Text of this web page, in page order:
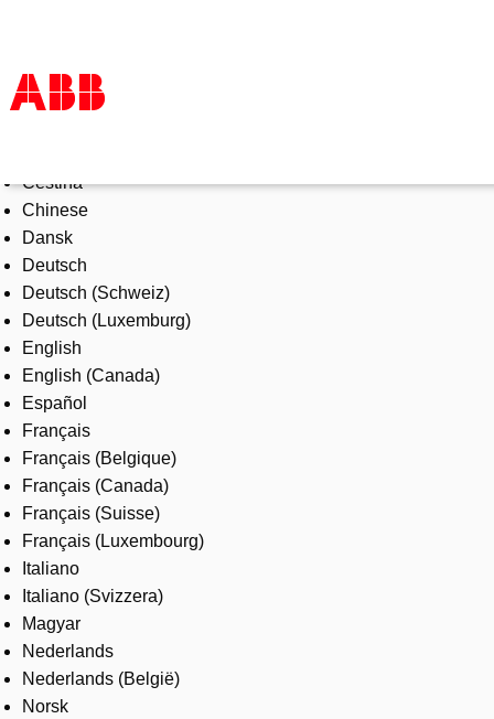
Products & Solutions
Industries
Services
About us
Where to buy
Contact us
Careers
Čeština
Chinese
Dansk
Deutsch
Deutsch (Schweiz)
Deutsch (Luxemburg)
English
English (Canada)
Español
Français
Français (Belgique)
Français (Canada)
Français (Suisse)
Français (Luxembourg)
Italiano
Italiano (Svizzera)
Magyar
Nederlands
Nederlands (België)
Norsk